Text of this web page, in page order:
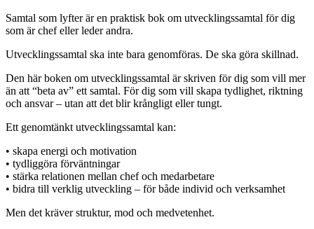
Samtal som lyfter är en praktisk bok om utvecklingssamtal för dig
som är chef eller leder andra.
Utvecklingssamtal ska inte bara genomföras. De ska göra skillnad.
Den här boken om utvecklingssamtal är skriven för dig som vill mer
än att “beta av” ett samtal. För dig som vill skapa tydlighet, riktning
och ansvar – utan att det blir krångligt eller tungt.
Ett genomtänkt utvecklingssamtal kan:
• skapa energi och motivation
• tydliggöra förväntningar
• stärka relationen mellan chef och medarbetare
• bidra till verklig utveckling – för både individ och verksamhet
Men det kräver struktur, mod och medvetenhet.